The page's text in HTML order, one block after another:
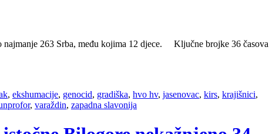
najmanje 263 Srba, među kojima 12 djece. Ključne brojke 36 časova
, ekshumacije, genocid, gradiška, hvo hv, jasenovac, kirs, krajišnici,
, varaždin, zapadna slavonija